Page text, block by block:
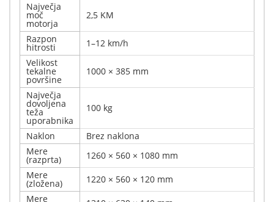
Največja
moč
motorja
2,5 KM
Razpon
hitrosti
1–12 km/h
Velikost
tekalne
površine
1000 × 385 mm
Največja
dovoljena
teža
uporabnika
100 kg
Naklon
Brez naklona
Mere
(razprta)
1260 × 560 × 1080 mm
Mere
(zložena)
1220 × 560 × 120 mm
Mere